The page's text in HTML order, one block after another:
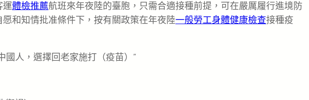
運體檢推薦航班來年夜陸的臺胞，只需合適接種前提，可在嚴厲履行進境防
和知情批准條件下，按有關政策在年夜陸一般勞工身體健康檢查接種疫
國人，選擇回老家施打（疫苗）”